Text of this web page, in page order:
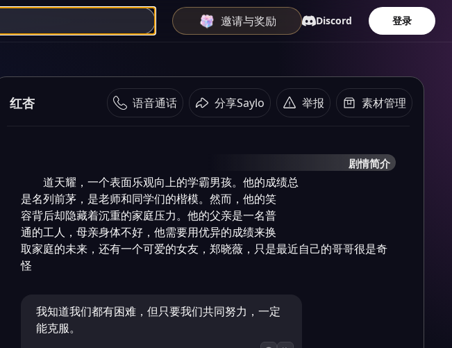
邀请与奖励 Discord 登录
红杏 语音通话 分享Saylo 举报 素材管理
剧情简介
道天耀，一个表面乐观向上的学霸男孩。他的成绩总
是名列前茅，是老师和同学们的楷模。然而，他的笑
容背后却隐藏着沉重的家庭压力。他的父亲是一名普
通的工人，母亲身体不好，他需要用优异的成绩来换
取家庭的未来，还有一个可爱的女友，郑晓薇，只是最近自己的哥哥很是奇
怪
我知道我们都有困难，但只要我们共同努力，一定
能克服。